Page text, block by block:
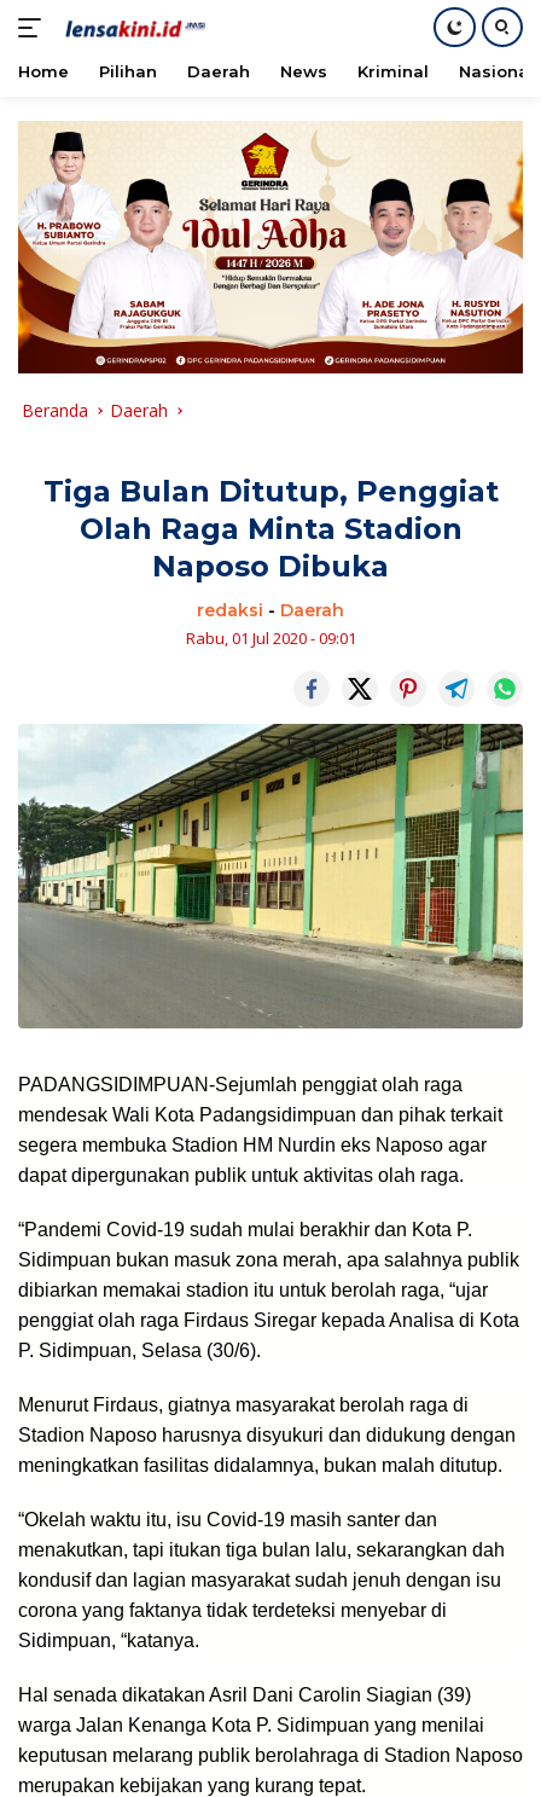
konten
Home Pilihan Daerah News Kriminal Nasional
Beranda Daerah
Tiga Bulan Ditutup, Penggiat
Olah Raga Minta Stadion
Naposo Dibuka
redaksi - Daerah
Rabu, 01 Jul 2020 - 09:01
PADANGSIDIMPUAN-Sejumlah penggiat olah raga
mendesak Wali Kota Padangsidimpuan dan pihak terkait
segera membuka Stadion HM Nurdin eks Naposo agar
dapat dipergunakan publik untuk aktivitas olah raga.
“Pandemi Covid-19 sudah mulai berakhir dan Kota P.
Sidimpuan bukan masuk zona merah, apa salahnya publik
dibiarkan memakai stadion itu untuk berolah raga, “ujar
penggiat olah raga Firdaus Siregar kepada Analisa di Kota
P. Sidimpuan, Selasa (30/6).
Menurut Firdaus, giatnya masyarakat berolah raga di
Stadion Naposo harusnya disyukuri dan didukung dengan
meningkatkan fasilitas didalamnya, bukan malah ditutup.
“Okelah waktu itu, isu Covid-19 masih santer dan
menakutkan, tapi itukan tiga bulan lalu, sekarangkan dah
kondusif dan lagian masyarakat sudah jenuh dengan isu
corona yang faktanya tidak terdeteksi menyebar di
Sidimpuan, “katanya.
Hal senada dikatakan Asril Dani Carolin Siagian (39)
warga Jalan Kenanga Kota P. Sidimpuan yang menilai
keputusan melarang publik berolahraga di Stadion Naposo
merupakan kebijakan yang kurang tepat.